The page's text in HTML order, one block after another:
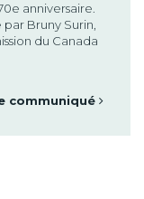
anniversaire.
Bruny Surin,
du Canada
communiqué